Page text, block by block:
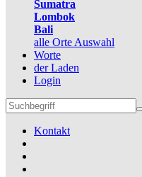
Sumatra
Lombok
Bali
alle Orte Auswahl
Worte
der Laden
Login
Kontakt